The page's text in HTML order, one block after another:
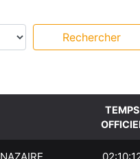
Rechercher